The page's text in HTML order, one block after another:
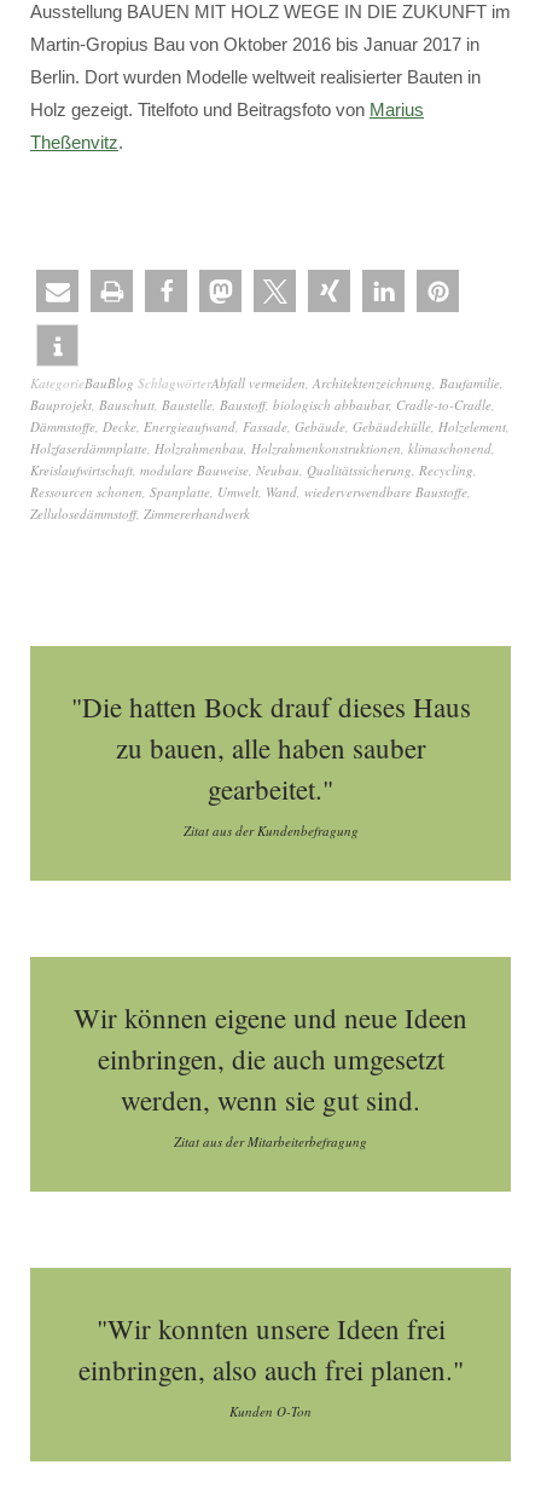
Ausstellung BAUEN MIT HOLZ WEGE IN DIE ZUKUNFT im
Martin-Gropius Bau von Oktober 2016 bis Januar 2017 in
Berlin. Dort wurden Modelle weltweit realisierter Bauten in
Holz gezeigt. Titelfoto und Beitragsfoto von Marius
Theßenvitz.
KategorieBauBlog SchlagwörterAbfall vermeiden, Architektenzeichnung, Baufamilie,
Bauprojekt, Bauschutt, Baustelle, Baustoff, biologisch abbaubar, Cradle-to-Cradle,
Dämmstoffe, Decke, Energieaufwand, Fassade, Gebäude, Gebäudehülle, Holzelement,
Holzfaserdämmplatte, Holzrahmenbau, Holzrahmenkonstruktionen, klimaschonend,
Kreislaufwirtschaft, modulare Bauweise, Neubau, Qualitätssicherung, Recycling,
Ressourcen schonen, Spanplatte, Umwelt, Wand, wiederverwendbare Baustoffe,
Zellulosedämmstoff, Zimmererhandwerk
"Die hatten Bock drauf dieses Haus
zu bauen, alle haben sauber
gearbeitet."
Zitat aus der Kundenbefragung
Wir können eigene und neue Ideen
einbringen, die auch umgesetzt
werden, wenn sie gut sind.
Zitat aus der Mitarbeiterbefragung
"Wir konnten unsere Ideen frei
einbringen, also auch frei planen."
Kunden O-Ton